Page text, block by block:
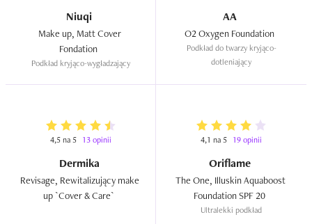
Niuqi
Make up, Matt Cover
Podkład kryjąco-wygładzający
AA
Podkład do twarzy kryjąco-
dotleniający
4,5 na 5 13 opinii
Dermika
Revisage, Rewitalizujący make
4,1 na 5 19 opinii
Oriflame
The One, Illuskin Aquaboost
Ultralekki podkład